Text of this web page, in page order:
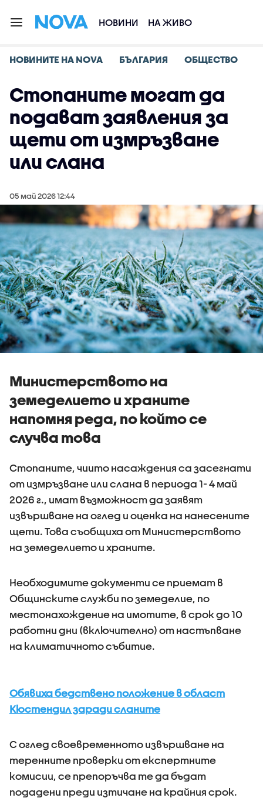
НОВИНИ НА ЖИВО
НОВИНИТЕ НА NOVA БЪЛГАРИЯ ОБЩЕСТВО
Стопаните могат да
подават заявления за
щети от измръзване
или слана
05 май 2026 12:44
Министерството на
земеделието и храните
напомня реда, по който се
случва това
Стопаните, чиито насаждения са засегнати
от измръзване или слана в периода 1- 4 май
2026 г., имат възможност да заявят
извършване на оглед и оценка на нанесените
щети. Това съобщиха от Министерството
на земеделието и храните.
Необходимите документи се приемат в
Общинските служби по земеделие, по
местонахождение на имотите, в срок до 10
работни дни (включително) от настъпване
на климатичното събитие.
Обявиха бедствено положение в област
Кюстендил заради сланите
С оглед своевременното извършване на
теренните проверки от експертните
комисии, се препоръчва те да бъдат
подадени преди изтичане на крайния срок.